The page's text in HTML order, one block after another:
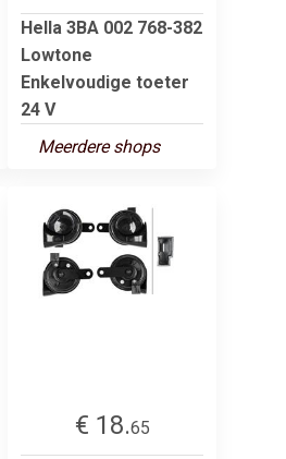
Hella 3BA 002 768-382
Lowtone
Enkelvoudige toeter
24 V
Meerdere shops
€ 18.65